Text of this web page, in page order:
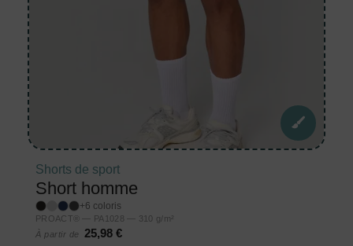
Shorts de sport
Short homme
+6 coloris
PROACT® — PA1028 — 310 g/m²
À partir de
25,98 €